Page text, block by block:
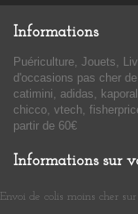
Informations
Puériculture, Jouets,
d'occasions pas cher
catimini, adidas,
chicco, vtech,
partir de 60€
Informations sur
Envoi de colis moins cher